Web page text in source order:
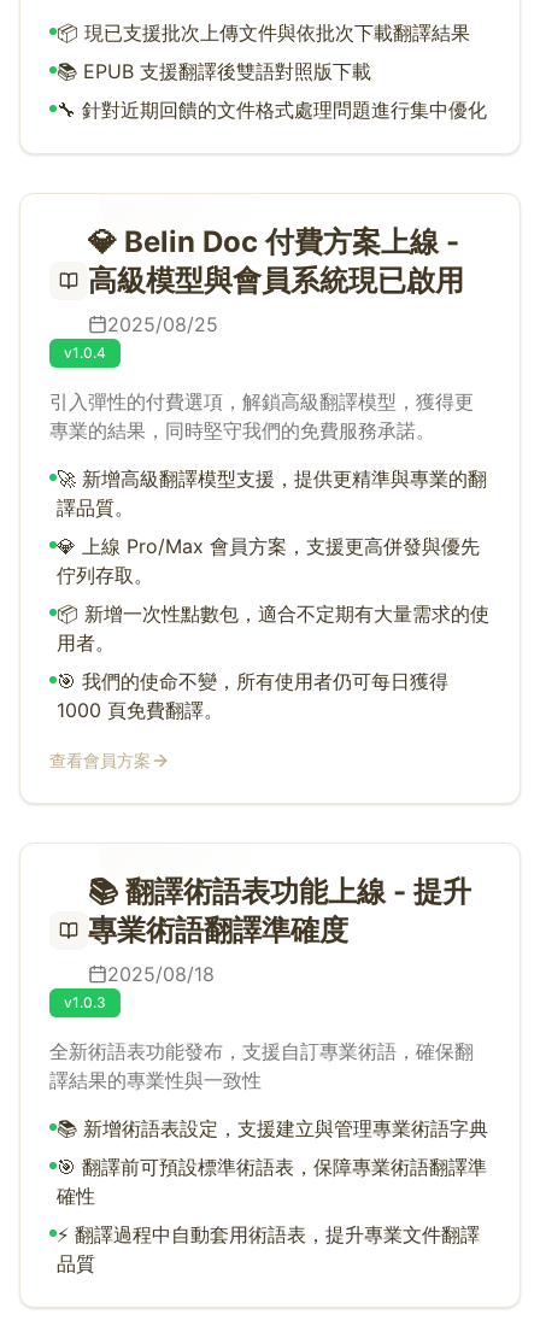
📦 現已支援批次上傳文件與依批次下載翻譯結果
📚 EPUB 支援翻譯後雙語對照版下載
🔧 針對近期回饋的文件格式處理問題進行集中優化
💎 Belin Doc 付費方案上線 -
高級模型與會員系統現已啟用
2025/08/25
v1.0.4
引入彈性的付費選項，解鎖高級翻譯模型，獲得更
專業的結果，同時堅守我們的免費服務承諾。
🚀 新增高級翻譯模型支援，提供更精準與專業的翻
譯品質。
💎 上線 Pro/Max 會員方案，支援更高併發與優先
佇列存取。
📦 新增一次性點數包，適合不定期有大量需求的使
用者。
🎯 我們的使命不變，所有使用者仍可每日獲得
1000 頁免費翻譯。
查看會員方案
📚 翻譯術語表功能上線 - 提升
專業術語翻譯準確度
2025/08/18
v1.0.3
全新術語表功能發布，支援自訂專業術語，確保翻
譯結果的專業性與一致性
📚 新增術語表設定，支援建立與管理專業術語字典
🎯 翻譯前可預設標準術語表，保障專業術語翻譯準
確性
⚡ 翻譯過程中自動套用術語表，提升專業文件翻譯
品質